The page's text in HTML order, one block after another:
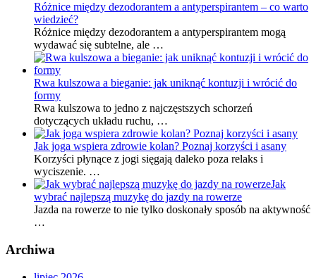
Różnice między dezodorantem a antyperspirantem – co warto
wiedzieć?
Różnice między dezodorantem a antyperspirantem mogą
wydawać się subtelne, ale …
Rwa kulszowa a bieganie: jak uniknąć kontuzji i wrócić do
formy
Rwa kulszowa to jedno z najczęstszych schorzeń
dotyczących układu ruchu, …
Jak joga wspiera zdrowie kolan? Poznaj korzyści i asany
Korzyści płynące z jogi sięgają daleko poza relaks i
wyciszenie. …
Jak
wybrać najlepszą muzykę do jazdy na rowerze
Jazda na rowerze to nie tylko doskonały sposób na aktywność
…
Archiwa